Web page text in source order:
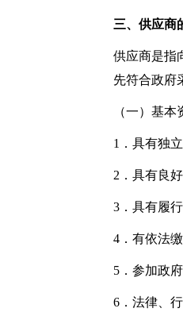
三、供应商
供应商是指
先符合政府
（一）基本
1．具有独
2．具有良
3．具有履
4．有依法
5．参加政
6．法律、